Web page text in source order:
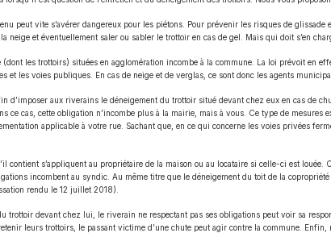
peut vite s’avérer dangereux pour les piétons. Pour prévenir les risques de glissade
neige et éventuellement saler ou sabler le trottoir en cas de gel. Mais qui doit s’en
les trottoirs) situées en agglomération incombe à la commune. La loi prévoit en
et les voies publiques. En cas de neige et de verglas, ce sont donc les agents
d’imposer aux riverains le déneigement du trottoir situé devant chez eux en cas de
ce cas, cette obligation n’incombe plus à la mairie, mais à vous. Ce type de mesures
applicable à votre rue. Sachant que, en ce qui concerne les voies privées
contient s’appliquent au propriétaire de la maison ou au locataire si celle-ci est
incombent au syndic. Au même titre que le déneigement du toit de la
rendu le 12 juillet 2018).
trottoir devant chez lui, le riverain ne respectant pas ses obligations peut voir sa
leurs trottoirs, le passant victime d’une chute peut agir contre la commune. Enfin,